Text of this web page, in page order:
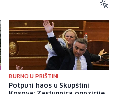
BURNO U PRIŠTINI
Potpuni haos u Skupštini